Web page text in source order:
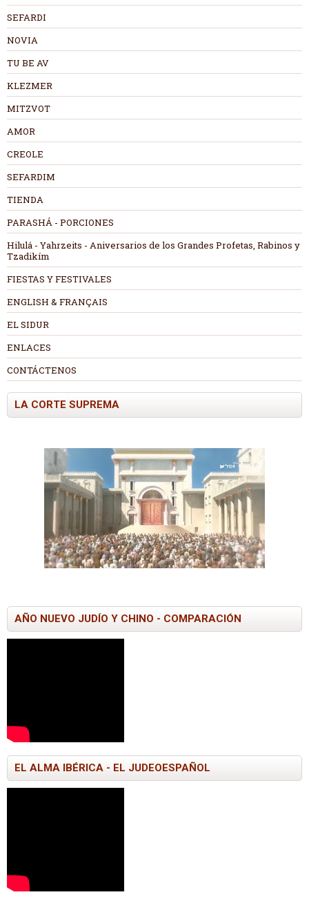
SEFARDI
NOVIA
TU BE AV
KLEZMER
MITZVOT
AMOR
CREOLE
SEFARDIM
TIENDA
PARASHÁ - PORCIONES
Hilulá - Yahrzeits - Aniversarios de los Grandes Profetas, Rabinos y
Tzadikím
FIESTAS Y FESTIVALES
ENGLISH & FRANÇAIS
EL SIDUR
ENLACES
CONTÁCTENOS
LA CORTE SUPREMA
AÑO NUEVO JUDÍO Y CHINO - COMPARACIÓN
EL ALMA IBÉRICA - EL JUDEOESPAÑOL